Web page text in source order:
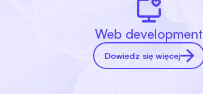
Web development
Dowiedz się więcej